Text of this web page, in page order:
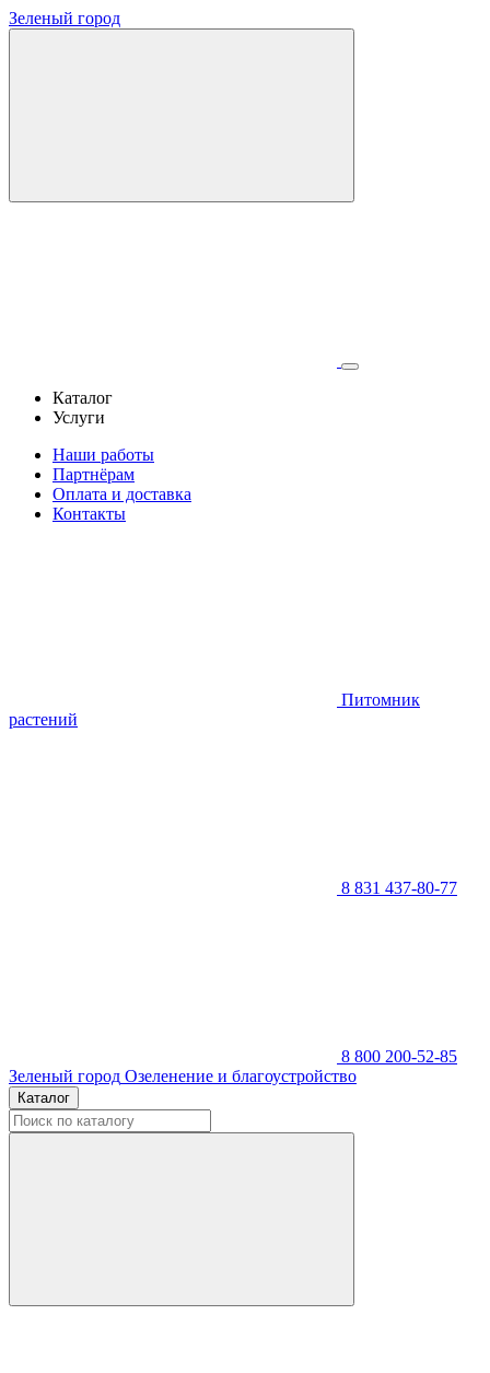
Зеленый город
Каталог
Услуги
Наши работы
Партнёрам
Оплата и доставка
Контакты
Питомник
растений
8 831 437-80-77
8 800 200-52-85
Зеленый город Озеленение и благоустройство
Каталог